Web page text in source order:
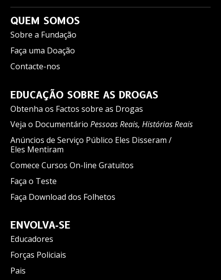
QUEM SOMOS
Sobre a Fundação
Faça uma Doação
Contacte-nos
EDUCAÇÃO SOBRE AS DROGAS
Obtenha os Factos sobre as Drogas
Veja o Documentário Pessoas Reais, Histórias Reais
Anúncios de Serviço Público Eles Disseram /
Eles Mentiram
Comece Cursos On-line Gratuitos
Faça o Teste
Faça Download dos Folhetos
ENVOLVA‑SE
Educadores
Forças Policiais
Pais